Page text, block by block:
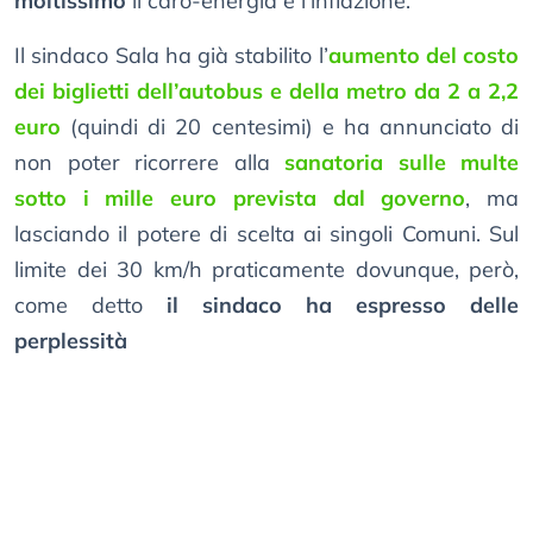
Il sindaco Sala ha già stabilito l’aumento del costo
dei biglietti dell’autobus e della metro da 2 a 2,2
euro (quindi di 20 centesimi) e ha annunciato di
non poter ricorrere alla sanatoria sulle multe
sotto i mille euro prevista dal governo, ma
lasciando il potere di scelta ai singoli Comuni. Sul
limite dei 30 km/h praticamente dovunque, però,
come detto il sindaco ha espresso delle
perplessità